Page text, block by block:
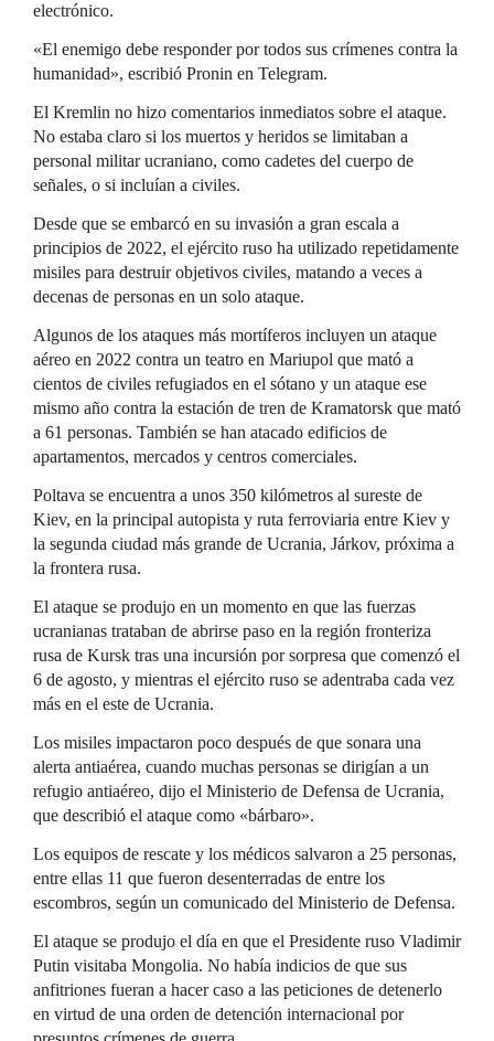
electrónico.
«El enemigo debe responder por todos sus crímenes contra la
humanidad», escribió Pronin en Telegram.
El Kremlin no hizo comentarios inmediatos sobre el ataque.
No estaba claro si los muertos y heridos se limitaban a
personal militar ucraniano, como cadetes del cuerpo de
señales, o si incluían a civiles.
Desde que se embarcó en su invasión a gran escala a
principios de 2022, el ejército ruso ha utilizado repetidamente
misiles para destruir objetivos civiles, matando a veces a
decenas de personas en un solo ataque.
Algunos de los ataques más mortíferos incluyen un ataque
aéreo en 2022 contra un teatro en Mariupol que mató a
cientos de civiles refugiados en el sótano y un ataque ese
mismo año contra la estación de tren de Kramatorsk que mató
a 61 personas. También se han atacado edificios de
apartamentos, mercados y centros comerciales.
Poltava se encuentra a unos 350 kilómetros al sureste de
Kiev, en la principal autopista y ruta ferroviaria entre Kiev y
la segunda ciudad más grande de Ucrania, Járkov, próxima a
la frontera rusa.
El ataque se produjo en un momento en que las fuerzas
ucranianas trataban de abrirse paso en la región fronteriza
rusa de Kursk tras una incursión por sorpresa que comenzó el
6 de agosto, y mientras el ejército ruso se adentraba cada vez
más en el este de Ucrania.
Los misiles impactaron poco después de que sonara una
alerta antiaérea, cuando muchas personas se dirigían a un
refugio antiaéreo, dijo el Ministerio de Defensa de Ucrania,
que describió el ataque como «bárbaro».
Los equipos de rescate y los médicos salvaron a 25 personas,
entre ellas 11 que fueron desenterradas de entre los
escombros, según un comunicado del Ministerio de Defensa.
El ataque se produjo el día en que el Presidente ruso Vladimir
Putin visitaba Mongolia. No había indicios de que sus
anfitriones fueran a hacer caso a las peticiones de detenerlo
en virtud de una orden de detención internacional por